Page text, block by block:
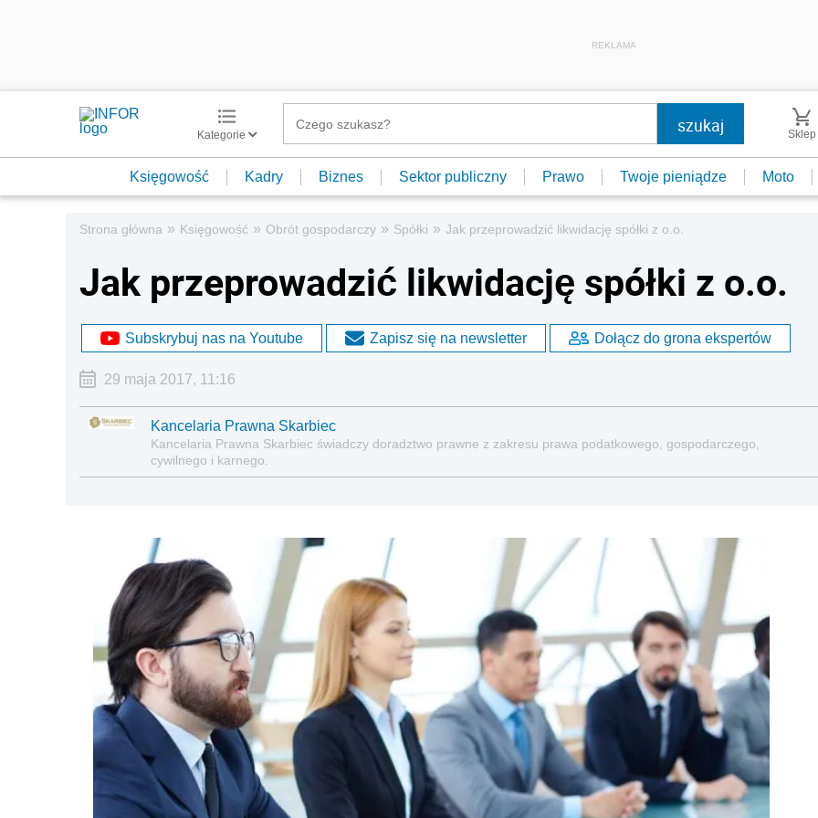
REKLAMA
Kategorie Sklep
Księgowość Kadry Biznes Sektor publiczny Prawo Twoje pieniądze Moto
Strona główna » Księgowość » Obrót gospodarczy » Spółki » Jak przeprowadzić likwidację spółki z o.o.
Jak przeprowadzić likwidację spółki z o.o.
Subskrybuj nas na Youtube Zapisz się na newsletter Dołącz do grona ekspertów
29 maja 2017, 11:16
Kancelaria Prawna Skarbiec
Kancelaria Prawna Skarbiec świadczy doradztwo prawne z zakresu prawa podatkowego, gospodarczego,
cywilnego i karnego.